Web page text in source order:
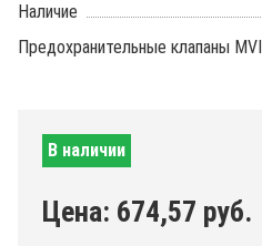
Наличие
Предохранительные клапаны MVI
В наличии
Цена: 674,57 руб.